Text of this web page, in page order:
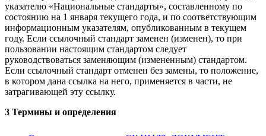
указателю «Национальные стандарты», составленному по
состоянию на 1 января текущего года, и по соответствующим
информационным указателям, опубликованным в текущем
году. Если ссылочный стандарт заменен (изменен), то при
пользовании настоящим стандартом следует
руководствоваться заменяющим (измененным) стандартом.
Если ссылочный стандарт отменен без замены, то положение,
в котором дана ссылка на него, применяется в части, не
затрагивающей эту ссылку.
3 Термины и определения